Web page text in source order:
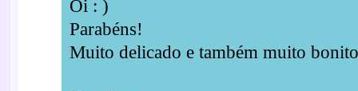
Oi : )
Parabéns!
Muito delicado e também muito